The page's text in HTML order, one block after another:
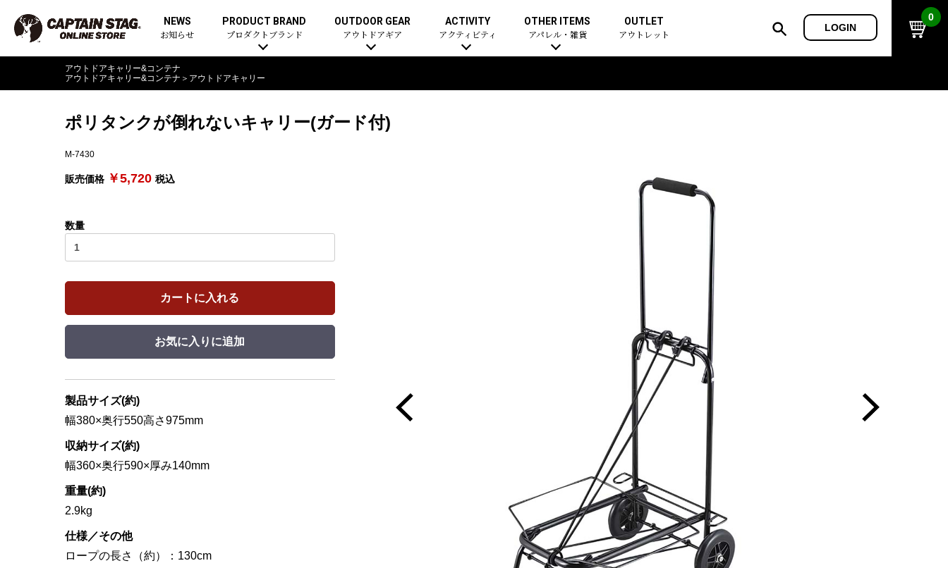
NEWS
お知らせ
PRODUCT BRAND
プロダクトブランド
OUTDOOR GEAR
アウトドアギア
ACTIVITY
アクティビティ
OTHER ITEMS
アパレル・雑貨
OUTLET
アウトレット
LOGIN
0
アウトドアキャリー&コンテナ
アウトドアキャリー&コンテナ ＞ アウトドアキャリー
ポリタンクが倒れないキャリー(ガード付)
M-7430
販売価格 ￥5,720 税込
数量
カートに入れる
お気に入りに追加
製品サイズ(約)
幅380×奥行550高さ975mm
収納サイズ(約)
幅360×奥行590×厚み140mm
重量(約)
2.9kg
仕様／その他
ロープの長さ（約）：130cm